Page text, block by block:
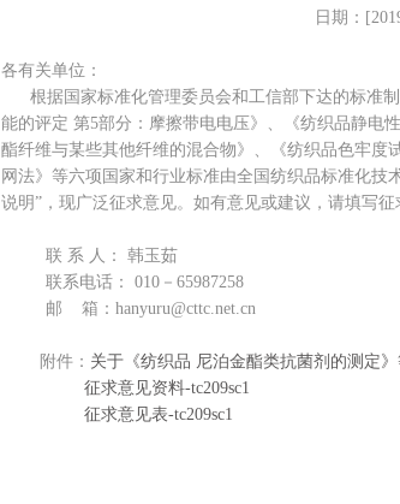
日期：
各有关单位：
根据国家标准化管理委员会和工信部下达的标准
能的评定 第5部分：摩擦带电电压》、
《纺织品静电
酯纤维与某些其他纤维的混合物》
、《纺织品色牢度
网法》 等六项 国家和行业标准由全国纺织品标准化技
说明”，现广泛征求意见。如有意见或建议，请填写征
联 系 人：
韩玉茹
联系电话：
010－65987258
邮 箱：hanyuru@cttc.net.cn
附件： 关于《纺织品 尼泊金酯类抗菌剂的测定
征求意见资料-tc209sc1
征求意见表-tc209sc1